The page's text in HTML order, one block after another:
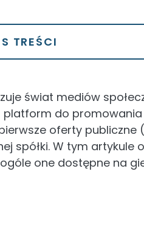
TREŚCI
świat mediów
platform do
oferty publiczne
spółki. W tym artykule
one dostępne na